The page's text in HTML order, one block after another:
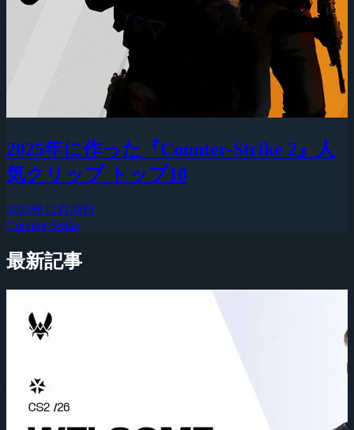
2025年に作った『Counter-Strike 2』人
気クリップ トップ10
2025年12月28日
Counter-Strike
最新記事